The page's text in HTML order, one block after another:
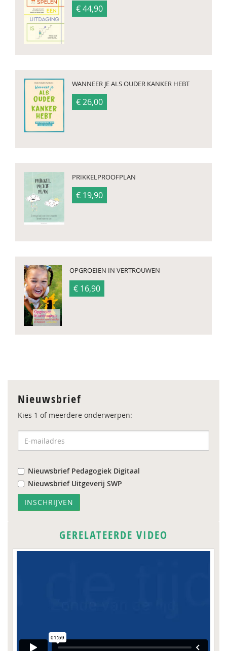
€ 44,90
WANNEER JE ALS OUDER KANKER HEBT
€ 26,00
PRIKKELPROOFPLAN
€ 19,90
OPGROEIEN IN VERTROUWEN
€ 16,90
Nieuwsbrief
Kies 1 of meerdere onderwerpen:
Nieuwsbrief Pedagogiek Digitaal
Nieuwsbrief Uitgeverij SWP
GERELATEERDE VIDEO